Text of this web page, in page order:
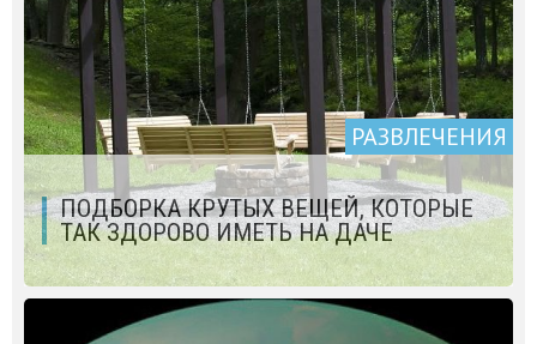
РАЗВЛЕЧЕНИЯ
ПОДБОРКА КРУТЫХ ВЕЩЕЙ, КОТОРЫЕ
ТАК ЗДОРОВО ИМЕТЬ НА ДАЧЕ